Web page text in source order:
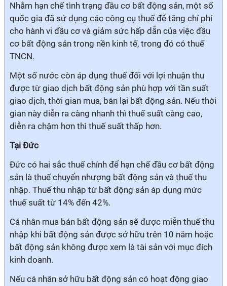
Nhằm hạn chế tình trạng đầu cơ bất động sản, một số
quốc gia đã sử dụng các công cụ thuế để tăng chỉ phí
cho hành vi đầu cơ và giảm sức hấp dẫn của việc đầu
cơ bất động sản trong nền kinh tế, trong đó có thuế
TNCN.
Một số nước còn áp dụng thuế đối với lợi nhuận thu
được từ giao dịch bất động sản phù hợp với tần suất
giao dịch, thời gian mua, bán lại bất động sản. Nếu thời
gian này diễn ra càng nhanh thì thuế suất càng cao,
diễn ra chậm hơn thì thuế suất thấp hơn.
Tại Đức
Đức có hai sắc thuế chính để hạn chế đầu cơ bất động
sản là thuế chuyển nhượng bất động sản và thuế thu
nhập. Thuế thu nhập từ bất động sản áp dụng mức
thuế suất từ 14% đến 42%.
Cá nhân mua bán bất động sản sẽ được miễn thuế thu
nhập khi bất động sản được sở hữu trên 10 năm hoặc
bất động sản không được xem là tài sản với mục đích
kinh doanh.
Nếu cá nhân sở hữu bất động sản có hoạt động giao